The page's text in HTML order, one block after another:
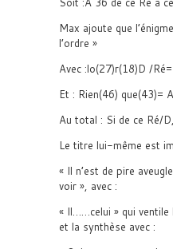
Max ajoute que
l’ordre »
Avec :lo(27)r(18)D /
Et : Rien(46) que(43)=
Au total : Si de ce Ré/
Le titre lui-même est
« Il n’est de pire
voir », avec :
« Il……celui » qui
et la synthèse avec :